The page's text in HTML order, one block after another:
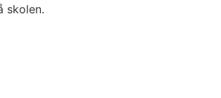
skolen.